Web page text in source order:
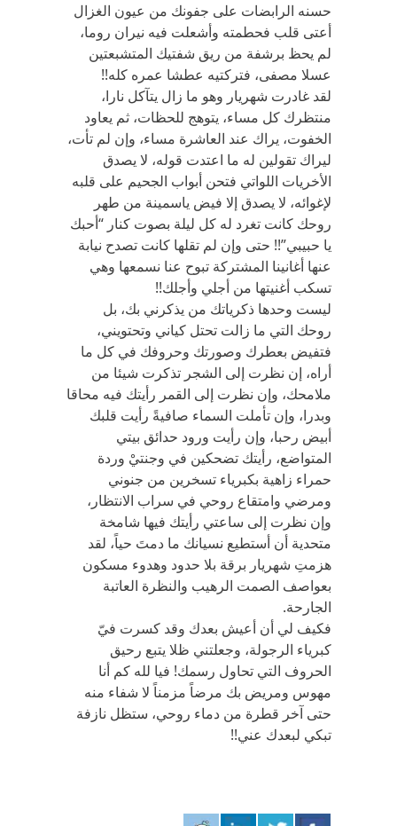
حسنه الرابضات على جفونك من عيون الغزال
أعتى قلب فحطمته وأشعلت فيه نيران روما،
لم يحظ برشفة من ريق شفتيك المتشبعتين
عسلا مصفى، فتركتيه عطشا عمره كله!!
لقد غادرت شهريار وهو ما زال يتآكل نارا،
منتظرك كل مساء، يتوهج للحظات، ثم يعاود
الخفوت، يراك عند العاشرة مساء، وإن لم تأت،
ليراك تقولين له ما اعتدت قوله، لا يصدق
الأخريات اللواتي فتحن أبواب الجحيم على قلبه
لإغوائه، لا يصدق إلا فيض ياسمينة من طهر
روحك كانت تغرد له كل ليلة بصوت كنار “أحبك
يا حبيبي”!! حتى وإن لم تقلها كانت تصدح نيابة
عنها أغانينا المشتركة تبوح عنا نسمعها وهي
تسكب أغنيتها من أجلي وأجلك!!
ليست وحدها ذكرياتك من يذكرني بك، بل
روحك التي ما زالت تحتل كياني وتحتويني،
فتفيض بعطرك وصورتك وحروفك في كل ما
أراه، إن نظرت إلى الشجر تذكرت شيئا من
ملامحك، وإن نظرت إلى القمر رأيتك فيه محاقا
وبدرا، وإن تأملت السماء صافيةً رأيت قلبك
أبيض رحبا، وإن رأيت ورود حدائق بيتي
المتواضع، رأيتك تضحكين في وجنتيْ وردة
حمراء زاهية بكبرياء تسخرين من جنوني
ومرضي وامتقاع روحي في سراب الانتظار،
وإن نظرت إلى ساعتي رأيتك فيها شامخة
متحدية أن أستطيع نسيانك ما دمتَ حياً، لقد
هزمتِ شهريار برقة بلا حدود وهدوء مسكون
بعواصف الصمت الرهيب والنظرة العاتبة
الجارحة.
فكيف لي أن أعيش بعدك وقد كسرت فيّ
كبرياء الرجولة، وجعلتني ظلا يتبع رحيق
الحروف التي تحاول رسمك! فيا لله كم أنا
مهوس ومريض بك مرضاً مزمناً لا شفاء منه
حتى آخر قطرة من دماء روحي، ستظل نازفة
تبكي لبعدك عني!!